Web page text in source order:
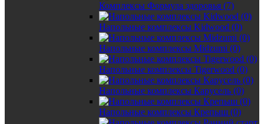
Комплексы Формула здоровья (7)
Напольные комплексы Kidwood (0)
Напольные комплексы Midzumi (0)
Напольные комплексы Tigerwood (0)
Напольные комплексы Карусель (0)
Напольные комплексы Крепыш (0)